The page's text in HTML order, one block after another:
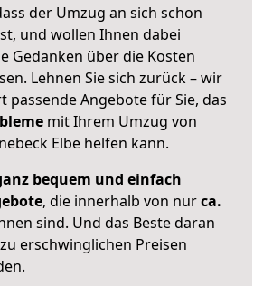
der Umzug an sich schon
und wollen Ihnen dabei
Gedanken über die Kosten
Lehnen Sie sich zurück – wir
passende Angebote für Sie, das
mit Ihrem Umzug von
Elbe helfen kann.
bequem und einfach
, die innerhalb von nurca.
sind. Und das Beste daran
erschwinglichen Preisen